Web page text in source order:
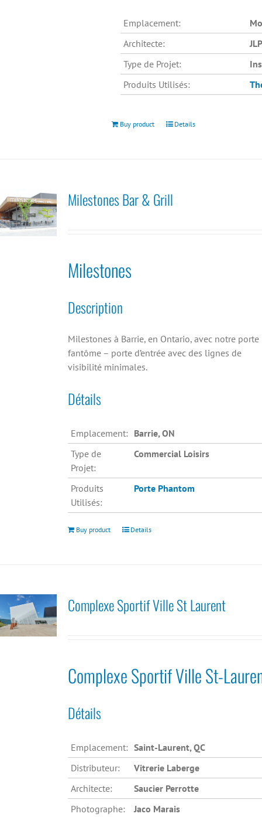
Emplacement:
Architecte:
Type de Projet:
Produits Utilisés:
Buy product Details
Milestones Bar & Grill
Milestones
Description
Milestones à Barrie, en Ontario, avec notre porte
fantôme – porte d’entrée avec des lignes de
visibilité minimales.
Détails
Emplacement: Barrie, ON
Type de
Projet:
Commercial Loisirs
Produits
Utilisés:
Porte Phantom
Buy product Details
Complexe Sportif Ville St Laurent
Complexe Sportif Ville St-
Détails
Emplacement: Saint-Laurent, QC
Distributeur:
Vitrerie Laberge
Architecte:
Saucier Perrotte
Photographe:
Jaco Marais